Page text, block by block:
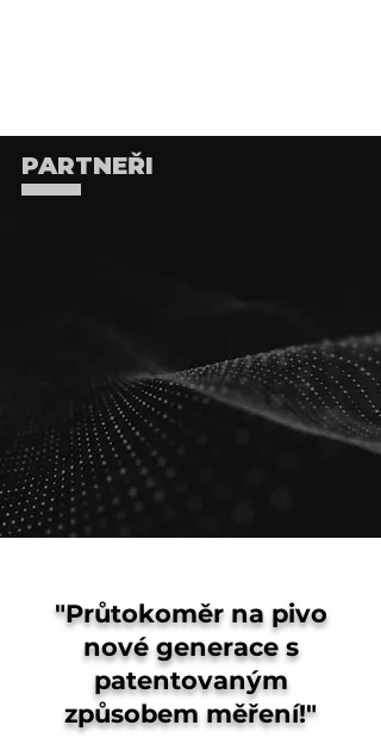
PARTNEŘI
"Průtokoměr na pivo
nové generace s
patentovaným
způsobem měření!"